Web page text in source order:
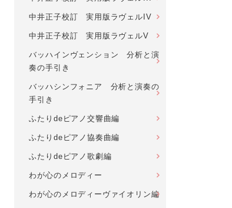
中井正子校訂 実用版ラヴェルIV
中井正子校訂 実用版ラヴェルV
バッハインヴェンション 分析と演
奏の手引き
バッハシンフォニア 分析と演奏の
手引き
ふたりdeピアノ交響曲編
ふたりdeピアノ協奏曲編
ふたりdeピアノ歌劇編
わが心のメロディー
わが心のメロディーヴァイオリン編